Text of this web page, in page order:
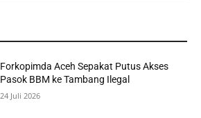
Forkopimda Aceh Sepakat Putus Akses
Pasok BBM ke Tambang Ilegal
24 Juli 2026